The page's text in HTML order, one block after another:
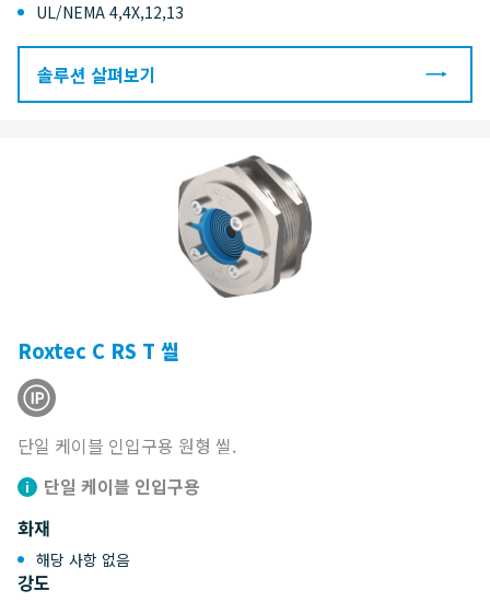
UL/NEMA 4,4X,12,13
솔루션 살펴보기
Roxtec C RS T 씰
단일 케이블 인입구용 원형 씰.
단일 케이블 인입구용
화재
해당 사항 없음
강도